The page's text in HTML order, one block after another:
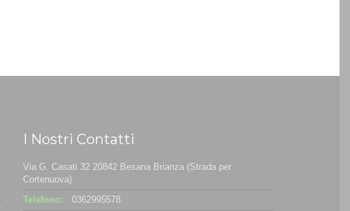
I Nostri Contatti
Via G. Casati 32 20842 Besana Brianza (Strada per
Cortenuova)
Telefono:
0362995578